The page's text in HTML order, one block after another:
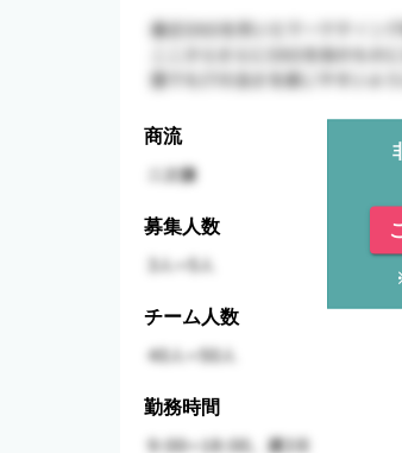
商流
募集人数
チーム人数
勤務時間